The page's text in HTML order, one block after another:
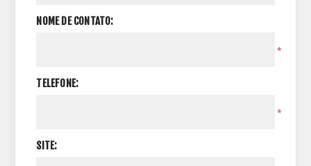
NOME DE CONTATO:
*
TELEFONE:
*
SITE: